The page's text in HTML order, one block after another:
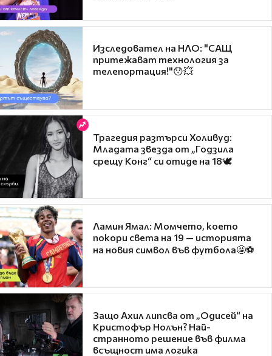
Изследовател на НЛО: "САЩ
притежават технология за
телепортация!"😯💥
Трагедия разтърси Холивуд:
Младата звезда от „Годзила
срещу Конг“ си отиде на 18🕊️
Ламин Ямал: Момчето, което
покори света на 19 — историята
на новия символ във футбола🤩⚽
Защо Ахил липсва от „Одисей“ на
Кристофър Нолън? Най-
странното решение във филма
всъщност има логика